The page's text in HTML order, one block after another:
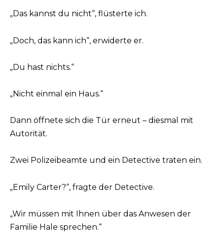
„Das kannst du nicht“, flüsterte ich.
„Doch, das kann ich“, erwiderte er.
„Du hast nichts.“
„Nicht einmal ein Haus.“
Dann öffnete sich die Tür erneut – diesmal mit
Autorität.
Zwei Polizeibeamte und ein Detective traten ein.
„Emily Carter?“, fragte der Detective.
„Wir müssen mit Ihnen über das Anwesen der
Familie Hale sprechen.“